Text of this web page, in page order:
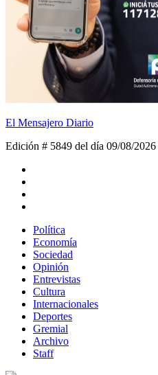
El Mensajero Diario
Edición # 5849 del día 09/08/2026
Política
Economía
Sociedad
Opinión
Entrevistas
Cultura
Internacionales
Deportes
Gremial
Archivo
Staff